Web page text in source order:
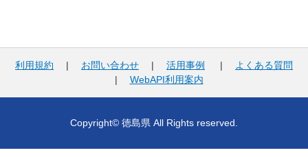
利用規約 | お問い合わせ | 活用事例 |
よくある質問
| WebAPI利用案内
Copyright© 徳島県 All Rights reserved.